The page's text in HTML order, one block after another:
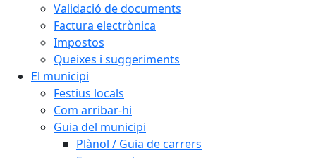
Validació de documents
Factura electrònica
Impostos
Queixes i suggeriments
El municipi
Festius locals
Com arribar-hi
Guia del municipi
Plànol / Guia de carrers